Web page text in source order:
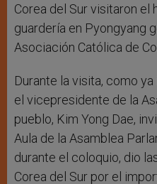
Corea del Sur visitaron el
guardería en Pyongyang
Asociación Católica de
Durante la visita, como
el vicepresidente de la
pueblo, Kim Yong Dae,
Aula de la Asamblea
durante el coloquio, dio
Corea del Sur por el